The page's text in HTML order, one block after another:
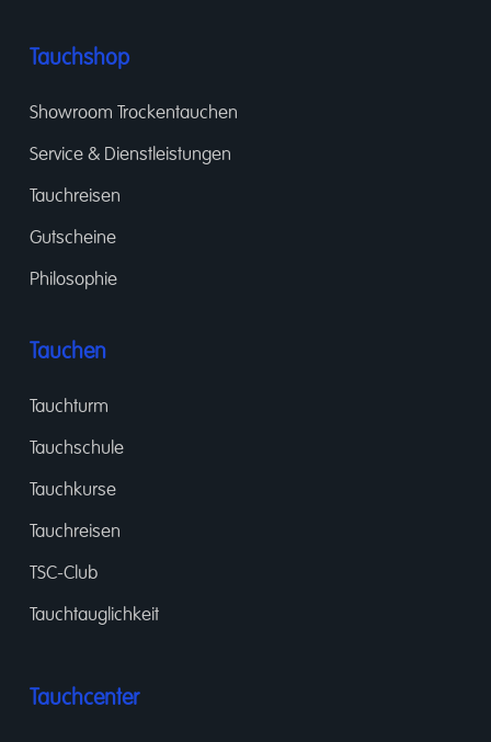
Tauchshop
Showroom Trockentauchen
Service & Dienstleistungen
Tauchreisen
Gutscheine
Philosophie
Tauchen
Tauchturm
Tauchschule
Tauchkurse
Tauchreisen
TSC-Club
Tauchtauglichkeit
Tauchcenter